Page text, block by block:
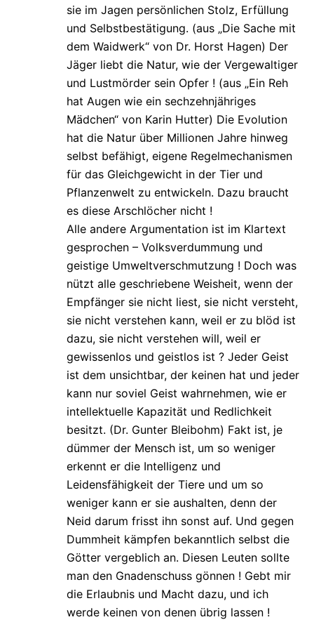
sie im Jagen persönlichen Stolz, Erfüllung
und Selbstbestätigung. (aus „Die Sache mit
dem Waidwerk“ von Dr. Horst Hagen) Der
Jäger liebt die Natur, wie der Vergewaltiger
und Lustmörder sein Opfer ! (aus „Ein Reh
hat Augen wie ein sechzehnjähriges
Mädchen“ von Karin Hutter) Die Evolution
hat die Natur über Millionen Jahre hinweg
selbst befähigt, eigene Regelmechanismen
für das Gleichgewicht in der Tier und
Pflanzenwelt zu entwickeln. Dazu braucht
es diese Arschlöcher nicht !
Alle andere Argumentation ist im Klartext
gesprochen – Volksverdummung und
geistige Umweltverschmutzung ! Doch was
nützt alle geschriebene Weisheit, wenn der
Empfänger sie nicht liest, sie nicht versteht,
sie nicht verstehen kann, weil er zu blöd ist
dazu, sie nicht verstehen will, weil er
gewissenlos und geistlos ist ? Jeder Geist
ist dem unsichtbar, der keinen hat und jeder
kann nur soviel Geist wahrnehmen, wie er
intellektuelle Kapazität und Redlichkeit
besitzt. (Dr. Gunter Bleibohm) Fakt ist, je
dümmer der Mensch ist, um so weniger
erkennt er die Intelligenz und
Leidensfähigkeit der Tiere und um so
weniger kann er sie aushalten, denn der
Neid darum frisst ihn sonst auf. Und gegen
Dummheit kämpfen bekanntlich selbst die
Götter vergeblich an. Diesen Leuten sollte
man den Gnadenschuss gönnen ! Gebt mir
die Erlaubnis und Macht dazu, und ich
werde keinen von denen übrig lassen !